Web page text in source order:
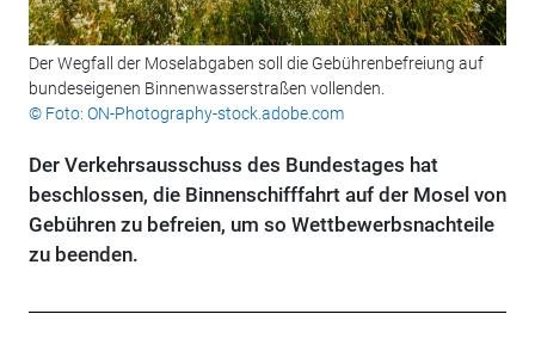
Der Wegfall der Moselabgaben soll die Gebührenbefreiung auf
bundeseigenen Binnenwasserstraßen vollenden.
© Foto: ON-Photography-stock.adobe.com
Der Verkehrsausschuss des Bundestages hat
beschlossen, die Binnenschifffahrt auf der Mosel von
Gebühren zu befreien, um so Wettbewerbsnachteile
zu beenden.